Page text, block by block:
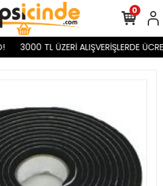
3000 TL ÜZERİ ALIŞVERİŞLERDE
0